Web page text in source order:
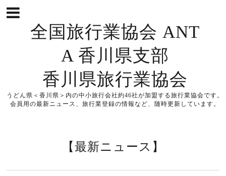
全国旅行業協会 ANT
A 香川県支部
香川県旅行業協会
うどん県＜香川県＞内の中小旅行会社約46社が加盟する旅行業協会です。
会員用の最新ニュース、旅行業登録の情報など、随時更新しています。
【最新ニュース】